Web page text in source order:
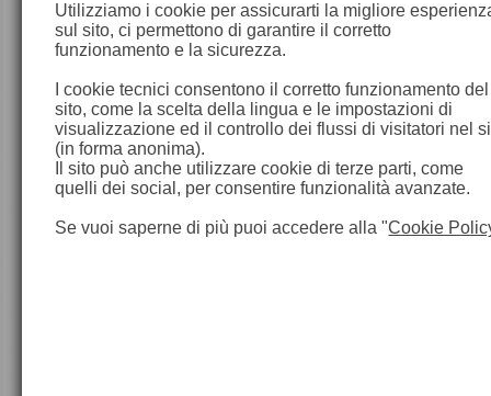
Utilizziamo i cookie per assicurarti la migliore
sul sito, ci permettono di garantire il corretto
funzionamento e la sicurezza.
I cookie tecnici consentono il corretto funzionamento del
sito, come la scelta della lingua e le impostazioni di
visualizzazione ed il controllo dei flussi di visitatori nel
(in forma anonima).
Il sito può anche utilizzare cookie di terze parti, come
quelli dei social, per consentire funzionalità avanzate.
Se vuoi saperne di più puoi accedere alla "Cookie